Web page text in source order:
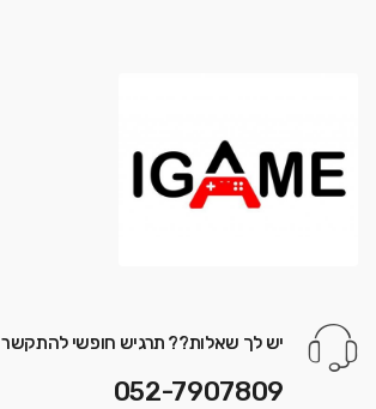
יש לך שאלות?? תרגיש חופשי להתקשר
052-7907809